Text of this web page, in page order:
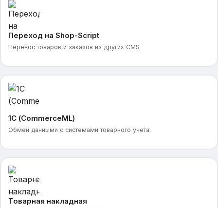
Переход на Shop-Script
Перенос товаров и заказов из других CMS
1С (CommerceML)
Обмен данными с системами товарного учета.
Товарная накладная